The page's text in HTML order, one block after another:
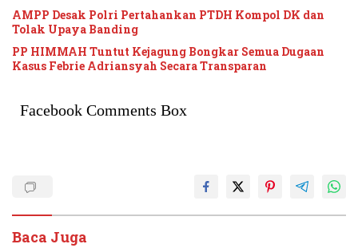
AMPP Desak Polri Pertahankan PTDH Kompol DK dan
Tolak Upaya Banding
PP HIMMAH Tuntut Kejagung Bongkar Semua Dugaan
Kasus Febrie Adriansyah Secara Transparan
Facebook Comments Box
Baca Juga